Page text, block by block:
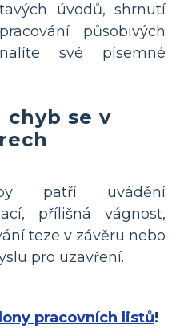
úvodů, shrnutí
působivých
své písemné
chyb se v
patří uvádění
přílišná vágnost,
teze v závěru nebo
pro uzavření.
pracovních listů!